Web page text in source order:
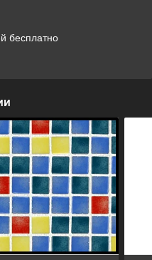
бесплатно